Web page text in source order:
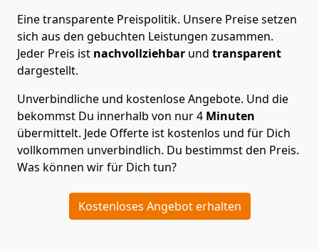
Eine transparente Preispolitik. Unsere Preise setzen
sich aus den gebuchten Leistungen zusammen.
Jeder Preis ist nachvollziehbar und transparent
dargestellt.
Unverbindliche und kostenlose Angebote. Und die
bekommst Du innerhalb von nur4 Minuten
übermittelt. Jede Offerte ist kostenlos und für Dich
vollkommen unverbindlich. Du bestimmst den Preis.
Was können wir für Dich tun?
Kostenloses Angebot erhalten